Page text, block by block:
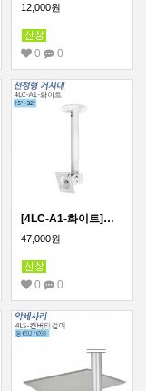
12,000원
0 0
[4LC-A1-화이트]소형모니터 천정형거치대 15~32인치/봉높이 330~480
47,000원
0 0